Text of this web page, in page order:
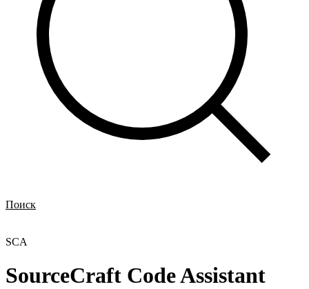
Поиск
SCA
SourceCraft Code Assistant